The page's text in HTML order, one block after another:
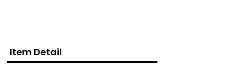
Item Detail